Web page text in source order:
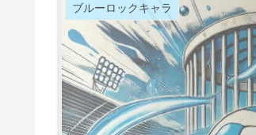
ブルーロックキャラ